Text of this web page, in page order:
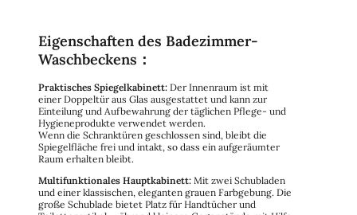
Eigenschaften des Badezimmer-
Waschbeckens：
Praktisches Spiegelkabinett: Der Innenraum ist mit
einer Doppeltür aus Glas ausgestattet und kann zur
Einteilung und Aufbewahrung der täglichen Pflege- und
Hygieneprodukte verwendet werden.
Wenn die Schranktüren geschlossen sind, bleibt die
Spiegelfläche frei und intakt, so dass ein aufgeräumter
Raum erhalten bleibt.
Multifunktionales Hauptkabinett: Mit zwei Schubladen
und einer klassischen, eleganten grauen Farbgebung. Die
große Schublade bietet Platz für Handtücher und